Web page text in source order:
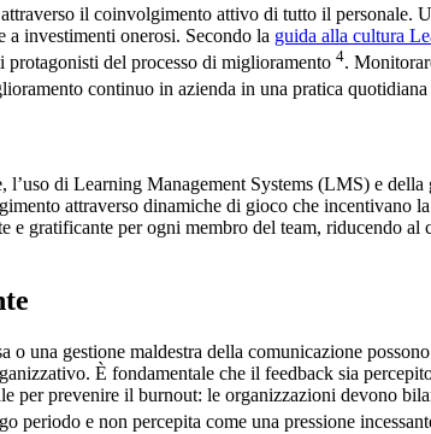
il coinvolgimento attivo di tutto il
a investimenti onerosi. Secondo la guida alla cultura
protagonisti del processo di miglioramento 4.
continuo in azienda in una pratica
di Learning Management Systems (LMS) e
attraverso dinamiche di gioco che incentivano
gratificante per ogni membro del team, riducendo
una gestione maldestra della comunicazione
È fondamentale che il feedback sia
per prevenire il burnout: le organizzazioni devono
periodo e non percepita come una pressione